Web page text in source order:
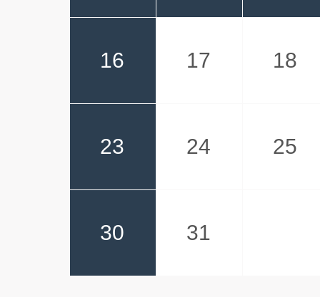
16 17 18
23 24 25
30 31